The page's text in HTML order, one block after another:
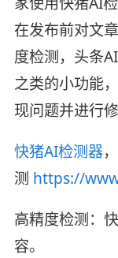
在发布前对文
度检测，头条
之类的小功能
现问题并进行修
快猪AI检测器
测 https://
高精度检测：
容。